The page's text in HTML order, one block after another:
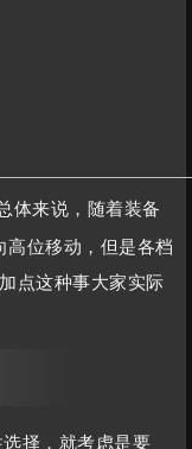
体来说，随着装备
位移动，但是各档
点这种事大家实际
择，就考虑是要